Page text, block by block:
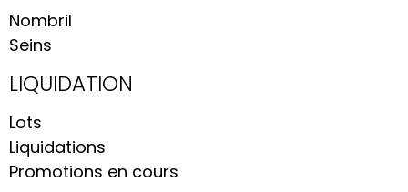
Nombril
Seins
LIQUIDATION
Lots
Liquidations
Promotions en cours